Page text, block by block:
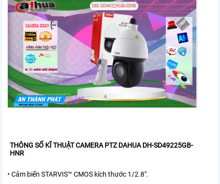
THÔNG SỐ KĨ THUẬT CAMERA PTZ DAHUA DH-SD49225GB-
HNR
• Cảm biến STARVIS™ CMOS kích thước 1/2.8".